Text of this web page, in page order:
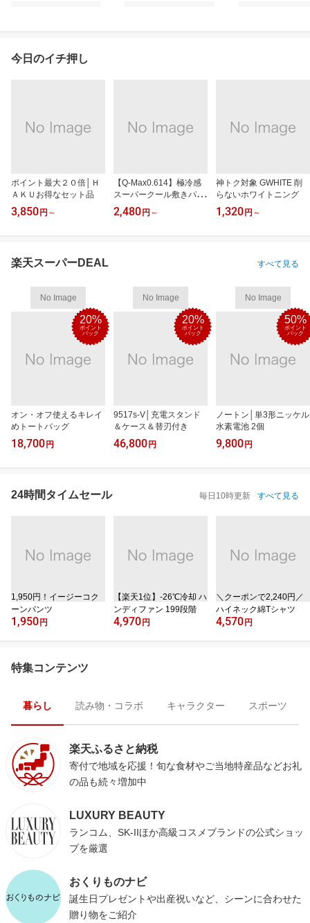
今日のイチ押し
ポイント最大２０倍│Ｈ
ＡＫＵお得なセット品
3,850 円 ～
【Q-Max0.614】極冷感
スーパークール敷きパッ
ド
2,480 円 ～
神トク対象 GWHITE 削
らないホワイトニング
1,320 円 ～
楽天スーパーDEAL すべて見る
No Image
20%
ポイント
バック
オン・オフ使えるキレイ
めトートバッグ
18,700 円
No Image
20%
ポイント
バック
9517s-V│充電スタンド
＆ケース＆替刃付き
46,800 円
No Image
50%
ポイント
バック
ノートン│単3形ニッケル
水素電池 2個
9,800 円
24時間タイムセール 毎日10時更新 すべて見る
1,950円！イージーコク
ーンパンツ
1,950 円
【楽天1位】‐26℃冷却 ハ
ンディファン 199段階
4,970 円
＼クーポンで2,240円／
ハイネック綿Tシャツ
4,570 円
特集コンテンツ
暮らし 読み物・コラボ キャラクター スポーツ
楽天ふるさと納税
寄付で地域を応援！旬な食材やご当地特産品などお礼
の品も続々増加中
LUXURY BEAUTY
ランコム、SK-IIほか高級コスメブランドの公式ショッ
プを厳選
おくりものナビ
誕生日プレゼントや出産祝いなど、シーンに合わせた
贈り物をご紹介